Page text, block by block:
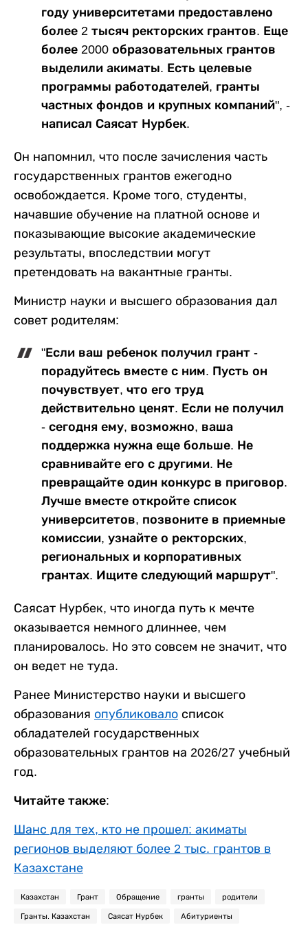
году университетами предоставлено
более 2 тысяч ректорских грантов. Еще
более 2000 образовательных грантов
выделили акиматы. Есть целевые
программы работодателей, гранты
частных фондов и крупных компаний", -
написал Саясат Нурбек.
Он напомнил, что после зачисления часть
государственных грантов ежегодно
освобождается. Кроме того, студенты,
начавшие обучение на платной основе и
показывающие высокие академические
результаты, впоследствии могут
претендовать на вакантные гранты.
Министр науки и высшего образования дал
совет родителям:
"Если ваш ребенок получил грант -
порадуйтесь вместе с ним. Пусть он
почувствует, что его труд
действительно ценят. Если не получил
- сегодня ему, возможно, ваша
поддержка нужна еще больше. Не
сравнивайте его с другими. Не
превращайте один конкурс в приговор.
Лучше вместе откройте список
университетов, позвоните в приемные
комиссии, узнайте о ректорских,
региональных и корпоративных
грантах. Ищите следующий маршрут".
Саясат Нурбек, что иногда путь к мечте
оказывается немного длиннее, чем
планировалось. Но это совсем не значит, что
он ведет не туда.
Ранее Министерство науки и высшего
образования опубликовало список
обладателей государственных
образовательных грантов на 2026/27 учебный
год.
Читайте также:
Шанс для тех, кто не прошел: акиматы
регионов выделяют более 2 тыс. грантов в
Казахстане
Казахстан Грант Обращение гранты родители
Гранты. Казахстан Саясат Нурбек Абитуриенты